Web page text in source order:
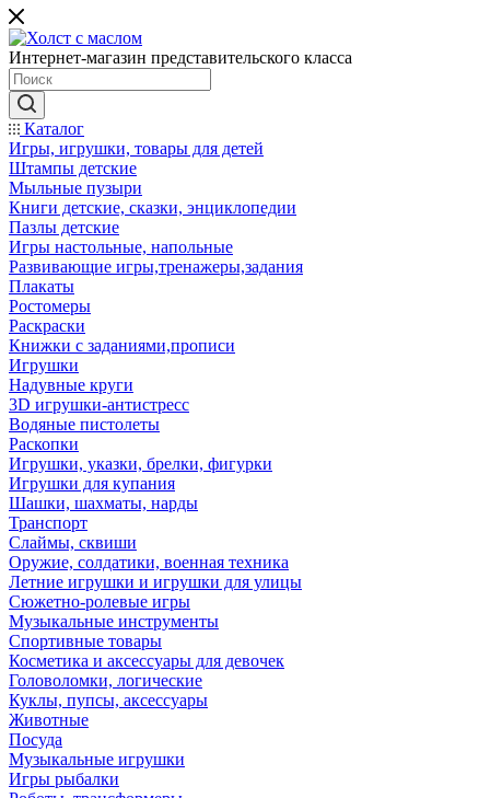
Интернет-магазин представительского класса
Каталог
Игры, игрушки, товары для детей
Штампы детские
Мыльные пузыри
Книги детские, сказки, энциклопедии
Пазлы детские
Игры настольные, напольные
Развивающие игры,тренажеры,задания
Плакаты
Ростомеры
Раскраски
Книжки с заданиями,прописи
Игрушки
Надувные круги
3D игрушки-антистресс
Водяные пистолеты
Раскопки
Игрушки, указки, брелки, фигурки
Игрушки для купания
Шашки, шахматы, нарды
Транспорт
Слаймы, сквиши
Оружие, солдатики, военная техника
Летние игрушки и игрушки для улицы
Сюжетно-ролевые игры
Музыкальные инструменты
Спортивные товары
Косметика и аксессуары для девочек
Головоломки, логические
Куклы, пупсы, аксессуары
Животные
Посуда
Музыкальные игрушки
Игры рыбалки